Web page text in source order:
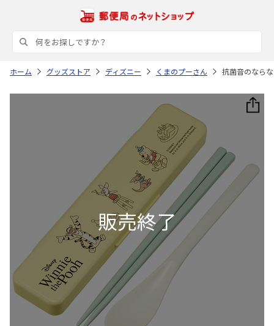
ホーム グッズストア ディズニー くまのプーさん 抗菌音のなら